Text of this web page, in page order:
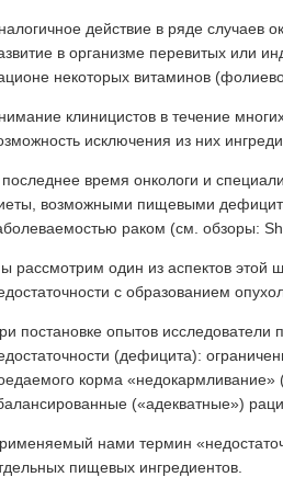
действие в ряде случаев
в организме перевитых или
некоторых витаминов
клиницистов в течение
исключения из них
время онкологи и
возможными пищевыми
раком (см. обзоры:
рассмотрим один из аспектов этой
с образованием
постановке опытов
(дефицита):
корма
(«адекватные»)
нами термин
пищевых ингредиентов.